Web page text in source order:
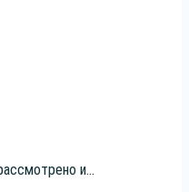
и...